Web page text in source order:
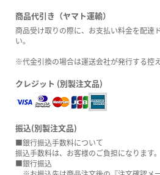
商品代引き（ヤマト運輸）
商品受け取りの際に、お支払い料金を配達
い。
※代金引換の場合は運送会社が発行する控
クレジット (別製注文品)
振込(別製注文品)
■銀行振込手数料について
振込手数料は、お客様のご負担になります。
■銀行振込